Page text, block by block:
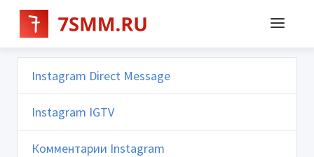
Instagram Direct Message
Instagram IGTV
Комментарии Instagram